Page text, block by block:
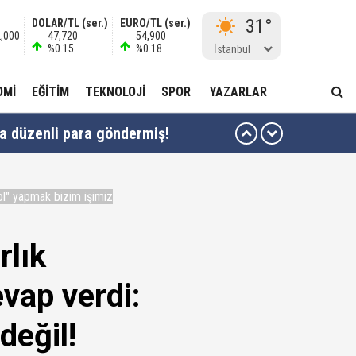
DOLAR/TL (ser.)
47,720
%0.15
EURO/TL (ser.)
54,900
%0.18
31°
İstanbul
EĞITIM TEKNOLOJI SPOR YAZARLAR
düzenli para göndermiş!
edilmeye razıyım'
Hür Ağbaba gözaltında!
yapmak bizim işimiz
verdi: